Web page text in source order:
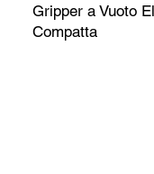
Gripper a Vuoto
Compatta